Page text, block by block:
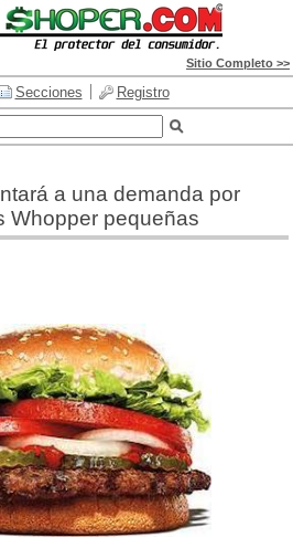
Sitio Completo >>
Secciones Registro
a una demanda por
Whopper pequeñas